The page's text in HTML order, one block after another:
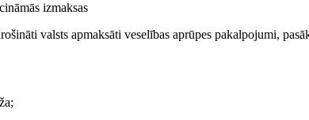
izmaksas
valsts apmaksāti veselības aprūpes pakalpojumi,